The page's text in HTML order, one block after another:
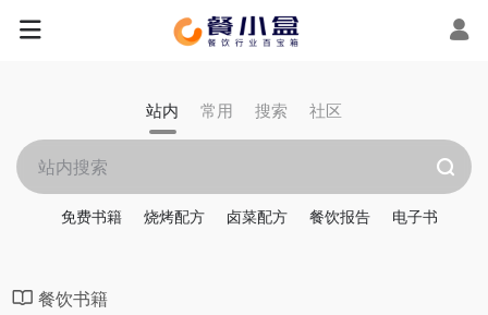
站内 常用 搜索 社区
免费书籍 烧烤配方 卤菜配方 餐饮报告 电子书
餐饮书籍